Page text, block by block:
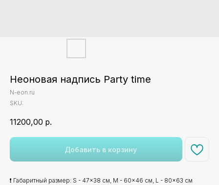
Неоновая надпись Party time
N-eon.ru
SKU:
11200,00 р.
Добавить в корзину
❗ Габаритный размер: S - 47x38 см, M - 60x46 см, L - 80x63 см